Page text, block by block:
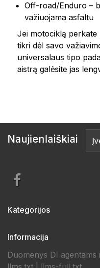
Off-road/Enduro –
važiuojama asfaltu
Jei motociklą
tikri dėl savo
universalaus tipo
aistrą galėsite jas
Naujienlaiškiai
Kategorijos
Informacija
Duomenys DI